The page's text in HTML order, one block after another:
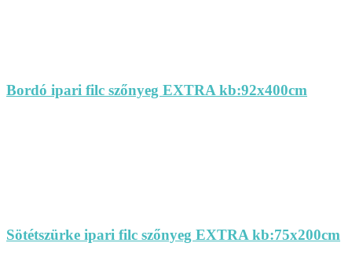
Bordó ipari filc szőnyeg EXTRA kb:92x400cm
Sötétszürke ipari filc szőnyeg EXTRA kb:75x200cm